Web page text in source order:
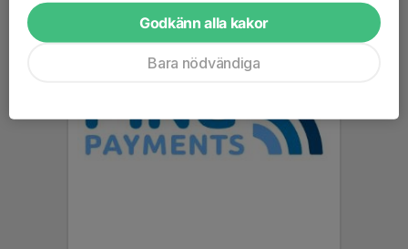
Godkänn alla kakor
Bara nödvändiga